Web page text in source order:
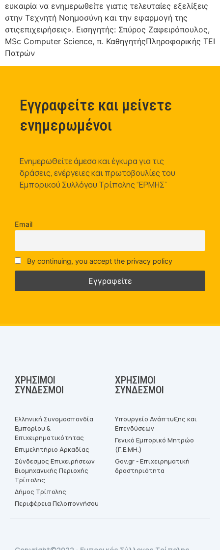
ευκαιρία να ενημερωθείτε γιατις τελευταίες εξελίξεις
στην Τεχνητή Νοημοσύνη και την εφαρμογή της
στιςεπιχειρήσεις». Εισηγητής: Σπύρος Ζαφειρόπουλος,
MSc Computer Science, π. ΚαθηγητήςΠληροφορικής ΤΕΙ
Πατρών
Εγγραφείτε και μείνετε
ενημερωμένοι
Ενημερωθείτε άμεσα και έγκυρα για τις
δράσεις, ενέργειες και πρωτοβουλίες του
Εμπορικού Συλλόγου Τρίπολης “ΕΡΜΗΣ”
Email
By continuing, you accept the privacy policy
ΧΡΉΣΙΜΟΙ
ΣΎΝΔΕΣΜΟΙ
Ελληνική Συνομοσπονδία
Εμπορίου &
Επιχειρηματικότητας
Επιμελητήριο Αρκαδίας
Σύνδεσμος Επιχειρήσεων
Βιομηχανικής Περιοχής
Τρίπολης
Δήμος Τρίπολης
Περιφέρεια Πελοποννήσου
ΧΡΉΣΙΜΟΙ
ΣΎΝΔΕΣΜΟΙ
Υπουργείο Ανάπτυξης και
Επενδύσεων
Γενικό Εμπορικό Μητρώο
(Γ.Ε.ΜΗ.)
Gov.gr - Επιχειρηματική
δραστηριότητα